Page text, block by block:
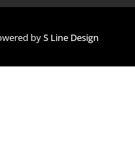
byS Line Design